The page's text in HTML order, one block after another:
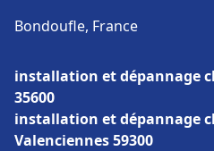
Bondoufle, France
installation et dépannage
35600
installation et dépannage
Valenciennes 59300